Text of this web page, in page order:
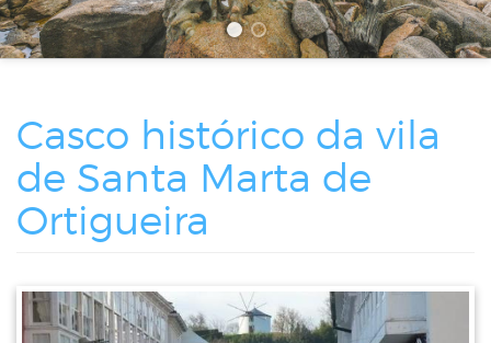
Casco histórico da vila
de Santa Marta de
Ortigueira